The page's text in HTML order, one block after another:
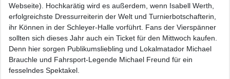
Webseite). Hochkarätig wird es außerdem, wenn Isabell Werth,
erfolgreichste Dressurreiterin der Welt und Turnierbotschafterin,
ihr Können in der Schleyer-Halle vorführt. Fans der Vierspänner
sollten sich dieses Jahr auch ein Ticket für den Mittwoch kaufen.
Denn hier sorgen Publikumsliebling und Lokalmatador Michael
Brauchle und Fahrsport-Legende Michael Freund für ein
fesselndes Spektakel.